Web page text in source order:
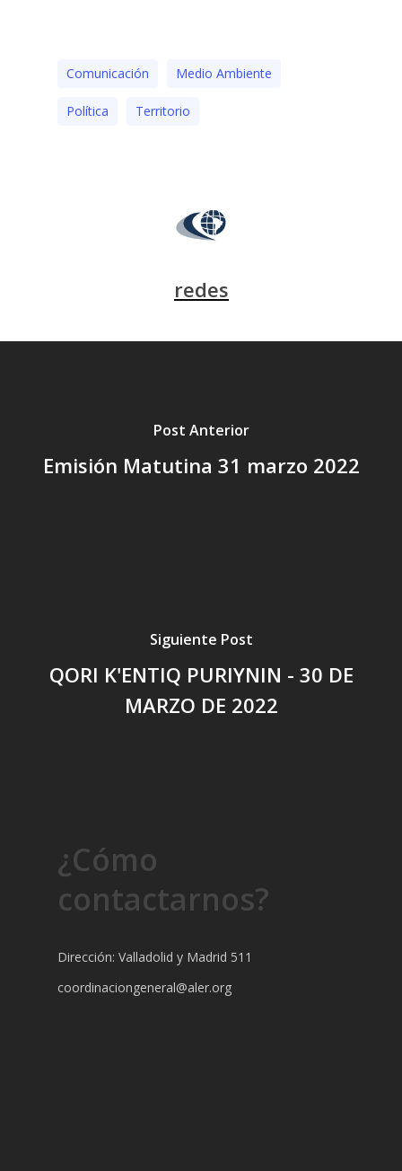
Comunicación Medio Ambiente
Polí­tica Territorio
redes
Post Anterior
Emisión Matutina 31 marzo 2022
Siguiente Post
QORI K'ENTIQ PURIYNIN - 30 DE
MARZO DE 2022
¿Cómo
contactarnos?
Dirección: Valladolid y Madrid 511
coordinaciongeneral@aler.org